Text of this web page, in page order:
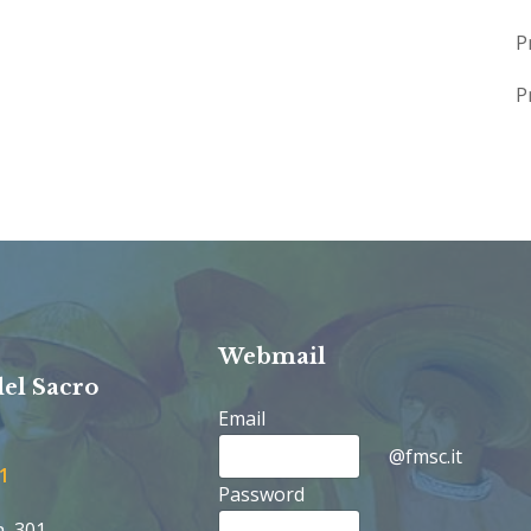
Sacro
Webmail
Email
@fmsc.it
Password